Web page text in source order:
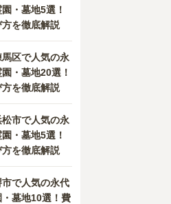
・墓地5選！
を徹底解説
馬区で人気の永
・墓地20選！
を徹底解説
松市で人気の永
・墓地5選！
を徹底解説
市で人気の永代
墓地10選！費